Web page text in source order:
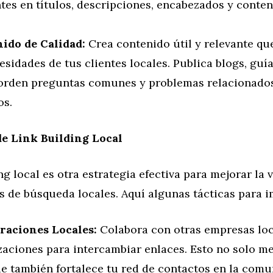
en títulos, descripciones, encabezados y
de Calidad: Crea contenido útil y relevante
de tus clientes locales. Publica blogs,
preguntas comunes y problemas
Link Building Local
local es otra estrategia efectiva para mejorar la
de búsqueda locales. Aquí algunas tácticas para
Locales: Colabora con otras empresas
para intercambiar enlaces. Esto no solo
también fortalece tu red de contactos en la